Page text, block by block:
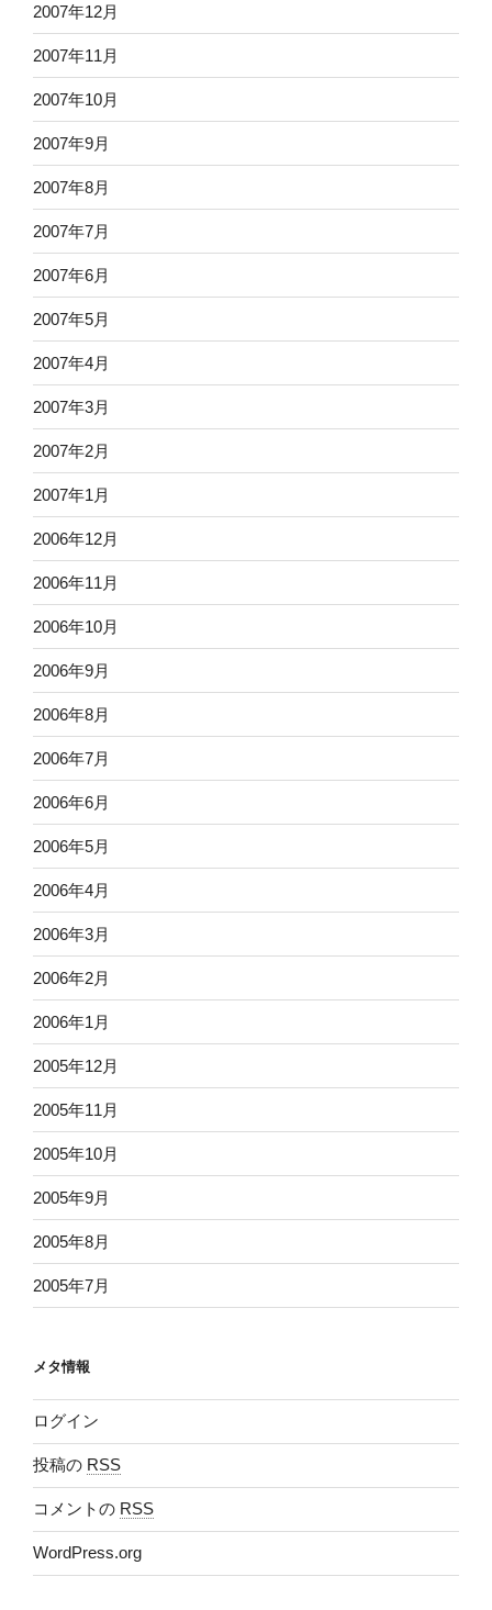
2007年12月
2007年11月
2007年10月
2007年9月
2007年8月
2007年7月
2007年6月
2007年5月
2007年4月
2007年3月
2007年2月
2007年1月
2006年12月
2006年11月
2006年10月
2006年9月
2006年8月
2006年7月
2006年6月
2006年5月
2006年4月
2006年3月
2006年2月
2006年1月
2005年12月
2005年11月
2005年10月
2005年9月
2005年8月
2005年7月
メタ情報
ログイン
投稿の RSS
コメントの RSS
WordPress.org